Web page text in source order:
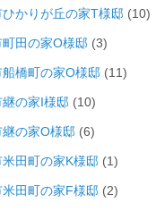
ひかりが丘の家T様邸 (10)
町田の家O様邸 (3)
船橋町の家O様邸 (11)
継の家I様邸 (10)
継の家O様邸 (6)
米田町の家K様邸 (1)
米田町の家F様邸 (2)